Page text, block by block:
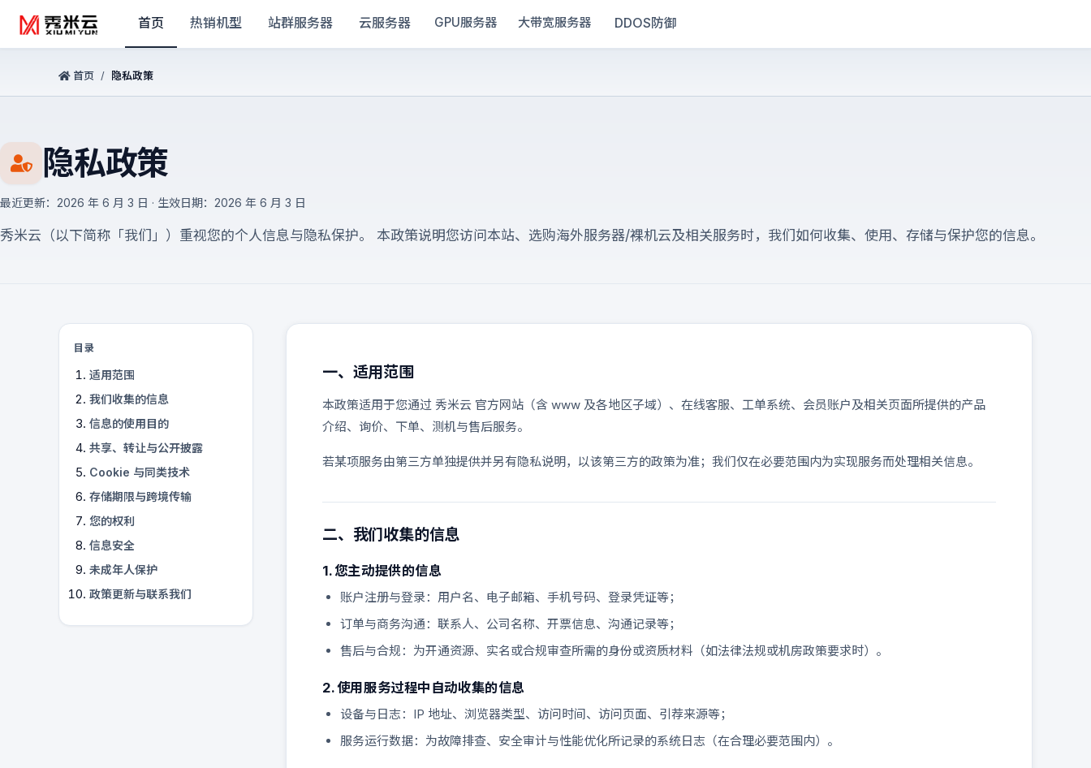
首页 热销机型 站群服务器 云服务器 GPU服务器 大带宽服务器 DDOS防御
首页 / 隐私政策
隐私政策
最近更新：2026 年 6 月 3 日 · 生效日期：2026 年 6 月 3 日
秀米云（以下简称「我们」）重视您的个人信息与隐私保护。 本政策说明您访问本站、选购海外服务器/裸机云及相关服务时，我们如何收集、使用、存储与保护您的信息。
目录
适用范围
我们收集的信息
信息的使用目的
共享、转让与公开披露
Cookie 与同类技术
存储期限与跨境传输
您的权利
信息安全
未成年人保护
政策更新与联系我们
一、适用范围
本政策适用于您通过 秀米云 官方网站（含 www 及各地区子域）、在线客服、工单系统、会员账户及相关页面所提供的产品
介绍、询价、下单、测机与售后服务。
若某项服务由第三方单独提供并另有隐私说明，以该第三方的政策为准；我们仅在必要范围内为实现服务而处理相关信息。
二、我们收集的信息
1. 您主动提供的信息
账户注册与登录：用户名、电子邮箱、手机号码、登录凭证等；
订单与商务沟通：联系人、公司名称、开票信息、沟通记录等；
售后与合规：为开通资源、实名或合规审查所需的身份或资质材料（如法律法规或机房政策要求时）。
2. 使用服务过程中自动收集的信息
设备与日志：IP 地址、浏览器类型、访问时间、访问页面、引荐来源等；
服务运行数据：为故障排查、安全审计与性能优化所记录的系统日志（在合理必要范围内）。